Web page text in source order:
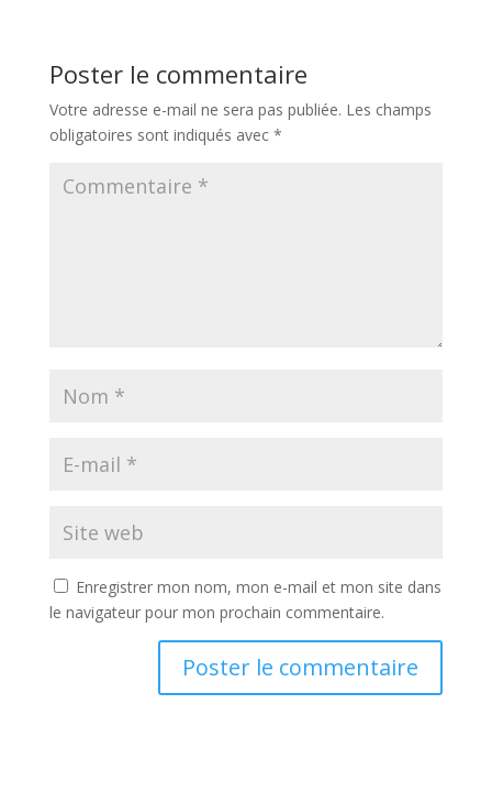
Poster le commentaire
Votre adresse e-mail ne sera pas publiée. Les champs
obligatoires sont indiqués avec *
Enregistrer mon nom, mon e-mail et mon site dans
le navigateur pour mon prochain commentaire.